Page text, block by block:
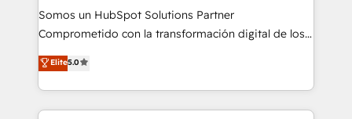
de construcción, educación, tecnología, retail, e-
commerce, salud, financieras, seguros y servicios,
tomar decisiones basadas en datos. 🌎 Highlights:
5+ años como partner HubSpot 100+
Somos un HubSpot Solutions Partner
Comprometido con la transformación digital de los
procesos comerciales de las empresas en
Latinoamérica, con un enfoque en Marketing, Ventas
y Servicio al Cliente. Somos un equipo de trabajo
multidisciplinario de alto rendimiento, con
Elite5.0